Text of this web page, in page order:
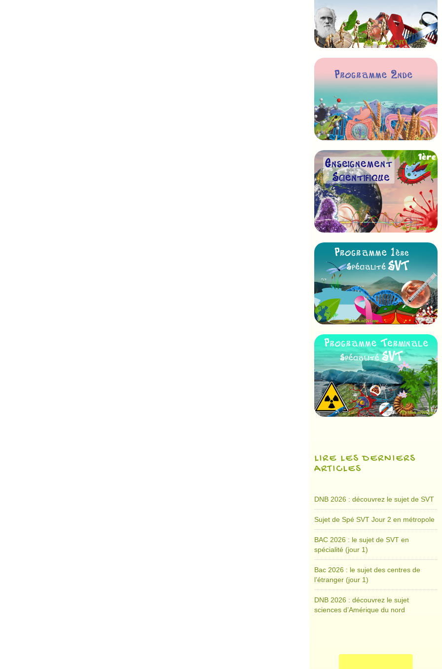
LIRE LES DERNIERS
ARTICLES
DNB 2026 : découvrez le sujet de SVT
Sujet de Spé SVT Jour 2 en métropole
BAC 2026 : le sujet de SVT en
spécialité (jour 1)
Bac 2026 : le sujet des centres de
l’étranger (jour 1)
DNB 2026 : découvrez le sujet
sciences d’Amérique du nord